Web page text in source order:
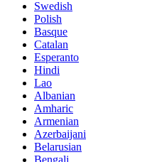
Swedish
Polish
Basque
Catalan
Esperanto
Hindi
Lao
Albanian
Amharic
Armenian
Azerbaijani
Belarusian